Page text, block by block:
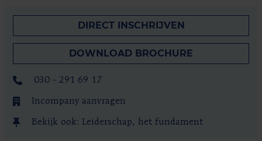
DIRECT INSCHRIJVEN
DOWNLOAD BROCHURE
030 - 291 69 17
Incompany aanvragen
Bekijk ook: Leiderschap, het fundament